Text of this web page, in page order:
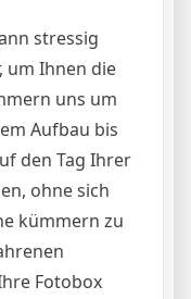
stressig
um Ihnen die
uns um
Aufbau bis
den Tag Ihrer
ohne sich
kümmern zu
Fotobox